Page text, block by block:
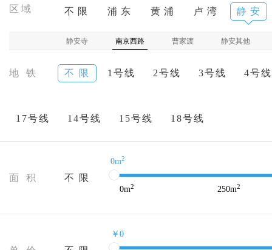
区域 不 限 浦 东 黄 浦 卢 湾 静 安
静安寺 南京西路 曹家渡 静安其他
地 铁 不 限 1号线 2号线 3号线 4号线
17号线 14号线 15号线 18号线
面 积 不 限
0m2
0m2 250m2
￥0